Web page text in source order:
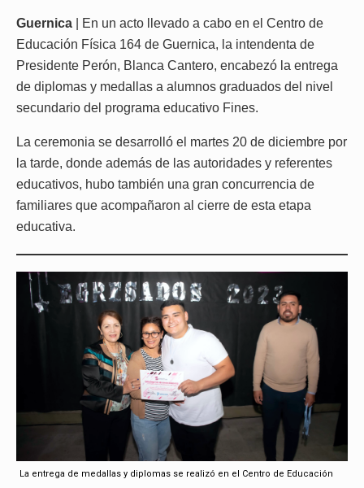
Guernica | En un acto llevado a cabo en el Centro de
Educación Física 164 de Guernica, la intendenta de
Presidente Perón, Blanca Cantero, encabezó la entrega
de diplomas y medallas a alumnos graduados del nivel
secundario del programa educativo Fines.
La ceremonia se desarrolló el martes 20 de diciembre por
la tarde, donde además de las autoridades y referentes
educativos, hubo también una gran concurrencia de
familiares que acompañaron al cierre de esta etapa
educativa.
La entrega de medallas y diplomas se realizó en el Centro de Educación